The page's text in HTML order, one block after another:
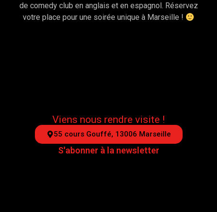
de comedy club en anglais et en espagnol. Réservez
votre place pour une soirée unique à Marseille !
Viens nous rendre visite !
55 cours Gouffé, 13006 Marseille
S'abonner à la newsletter